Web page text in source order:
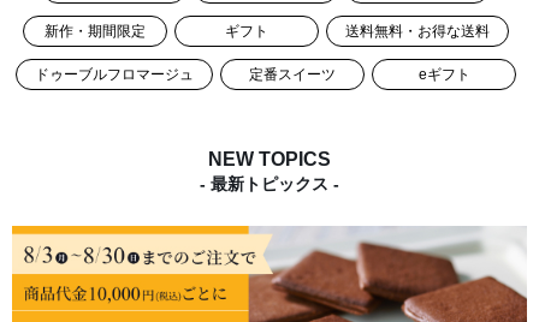
新作・期間限定 ギフト 送料無料・お得な送料
ドゥーブルフロマージュ 定番スイーツ eギフト
NEW TOPICS
- 最新トピックス -